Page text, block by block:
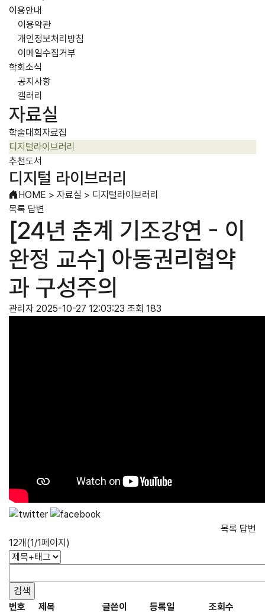
이용안내
이용약관
개인정보처리방침
이메일수집거부
학회소식
공지사항
갤러리
자료실
학술대회자료집
디지털라이브러리
추천도서
디지털 라이브러리
HOME > 자료실 > 디지털라이브러리
목록 답변
[24년 춘계 기조강연 - 이
완정 교수] 아동권리협약
과 구성주의
관리자 2025-10-27 12:03:23 조회 183
목록 답변
12개(1/1페이지)
번호 제목 글쓴이 등록일 조회수